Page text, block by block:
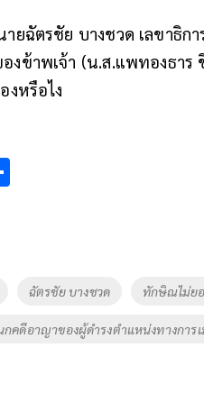
ยฉัตรชัย บางชวด เลขาธิก
งข้าพเจ้า (น.ส.แพทองธา
งหรือไง
ฉัตรชัย บางชวด ทักษิณไม่ย
คดีอาญาของผู้ดำรงตำแหน่งทางการเ